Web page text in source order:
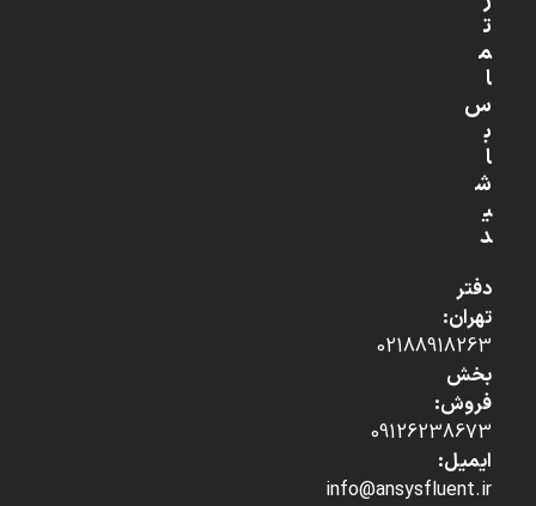
ت
م
ا
س
ب
ا
ش
ی
د
دفتر
تهران:
02188918263
بخش
فروش:
09126238673
ایمیل:
info@ansysfluent.ir